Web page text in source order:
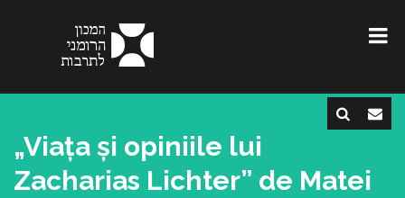
„Viața și opiniile lui
Zacharias Lichter” de Matei